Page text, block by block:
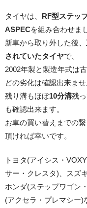
ショート平面ナ
球面座ナット
ロング球面ナット
ショート球面ナ
貫通ナット
袋ナット
ロング袋ナット
ショート袋ナット
タイヤは、 RF型ステッ
ASPECを組み合わせま
新車から取り外した後、
されていたタイヤで、
2002年製と製造年式は
どの劣化は確認出来ませ
残り溝もほぼ10分溝残
も確認出来ます。
お車の買い替えまでの
頂ければ幸いです。
トヨタ(アイシス・
サー・クレスタ)、スズ
ホンダ(ステップワゴン
(アクセラ・プレマシー)